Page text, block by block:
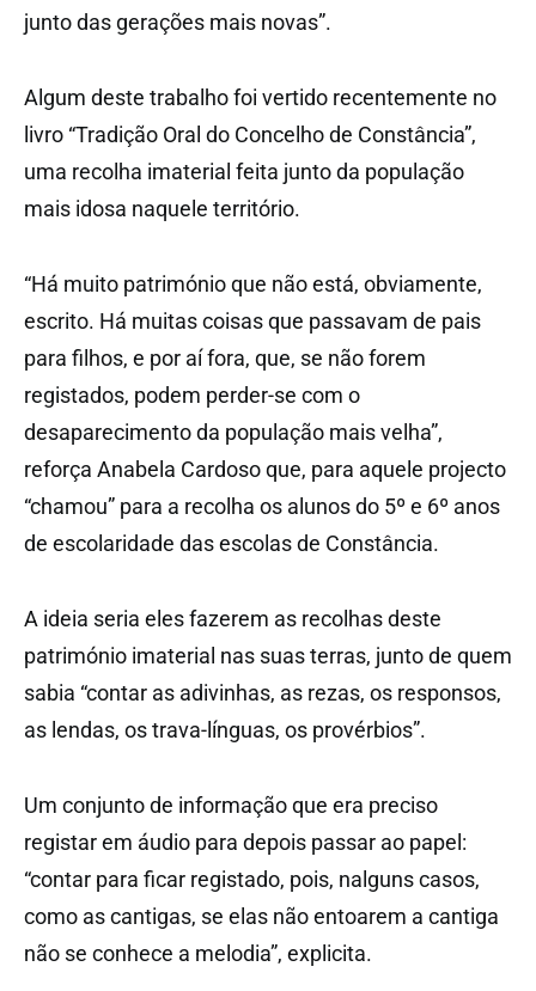
junto das gerações mais novas”.
Algum deste trabalho foi vertido recentemente no
livro “Tradição Oral do Concelho de Constância”,
uma recolha imaterial feita junto da população
mais idosa naquele território.
“Há muito património que não está, obviamente,
escrito. Há muitas coisas que passavam de pais
para filhos, e por aí fora, que, se não forem
registados, podem perder-se com o
desaparecimento da população mais velha”,
reforça Anabela Cardoso que, para aquele projecto
“chamou” para a recolha os alunos do 5º e 6º anos
de escolaridade das escolas de Constância.
A ideia seria eles fazerem as recolhas deste
património imaterial nas suas terras, junto de quem
sabia “contar as adivinhas, as rezas, os responsos,
as lendas, os trava-línguas, os provérbios”.
Um conjunto de informação que era preciso
registar em áudio para depois passar ao papel:
“contar para ficar registado, pois, nalguns casos,
como as cantigas, se elas não entoarem a cantiga
não se conhece a melodia”, explicita.